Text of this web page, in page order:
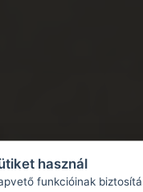
használ
funkcióinak